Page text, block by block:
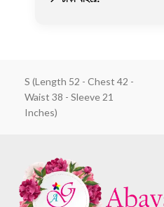
S (Length 52 - Chest 42 -
Waist 38 - Sleeve 21
Inches)